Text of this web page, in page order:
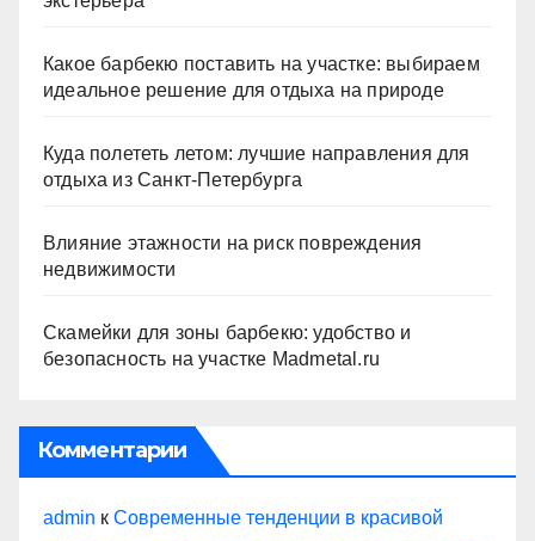
Какое барбекю поставить на участке: выбираем
идеальное решение для отдыха на природе
Куда полететь летом: лучшие направления для
отдыха из Санкт-Петербурга
Влияние этажности на риск повреждения
недвижимости
Скамейки для зоны барбекю: удобство и
безопасность на участке Madmetal.ru
Комментарии
admin к Современные тенденции в красивой